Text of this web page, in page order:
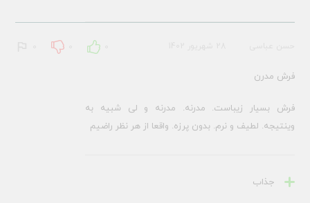
فرش مدرن
فرش بسیار زیباست. مدرنه. مدرنه و لی شبیه به
وینتیجه. لطیف و نرم. بدون پرزه. واقعا از هر نظر راضیم
جذاب